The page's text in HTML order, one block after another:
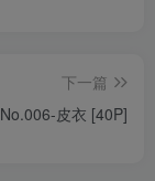
下一篇
No.006-皮衣 [40P]